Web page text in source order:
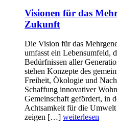
Visionen für das
Zukunft
Die Vision für das
umfasst ein Lebensumfeld,
Bedürfnissen aller
stehen Konzepte des
Freiheit, Ökologie und
Schaffung innovativer
Gemeinschaft gefördert, in
Achtsamkeit für die
zeigen […] weiterlesen